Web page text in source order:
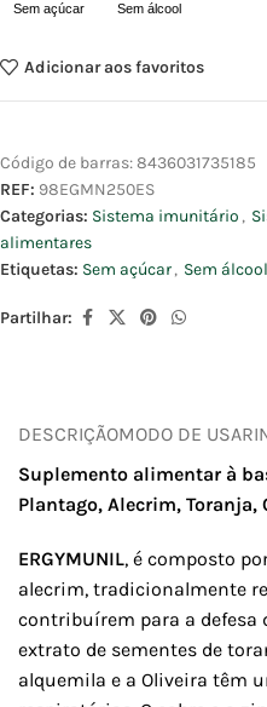
Sem açúcar Sem álcool
Adicionar aos favoritos
Código de barras:8436031735185
REF: 98EGMN250ES
Categorias: Sistema imunitário ,
alimentares
Etiquetas: Sem açúcar, Sem álcool
Partilhar:
DESCRIÇÃOMODO DE USAR
Suplemento alimentar à
Plantago, Alecrim,
ERGYMUNIL, é composto
alecrim, tradicionalmente
contribuírem para a defesa
extrato de sementes de
alquemila e a Oliveira têm